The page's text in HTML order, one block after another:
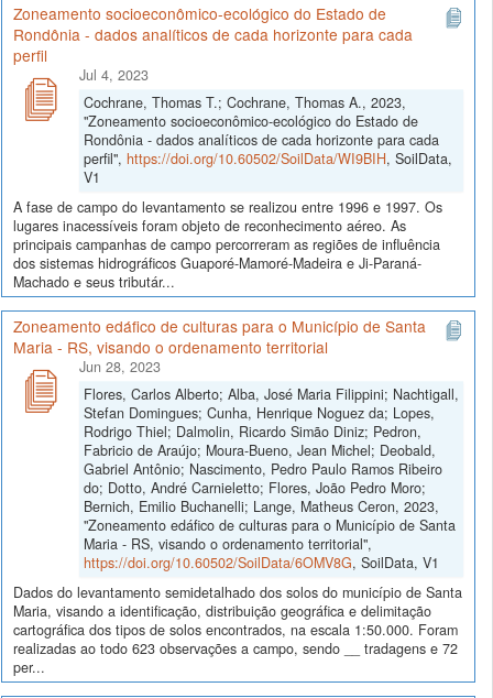
Zoneamento socioeconômico-ecológico do Estado de
Rondônia - dados analíticos de cada horizonte para cada
perfil
Jul 4, 2023
Cochrane, Thomas T.; Cochrane, Thomas A., 2023,
"Zoneamento socioeconômico-ecológico do Estado de
Rondônia - dados analíticos de cada horizonte para cada
perfil", https://doi.org/10.60502/SoilData/WI9BIH, SoilData,
V1
A fase de campo do levantamento se realizou entre 1996 e 1997. Os
lugares inacessíveis foram objeto de reconhecimento aéreo. As
principais campanhas de campo percorreram as regiões de influência
dos sistemas hidrográficos Guaporé-Mamoré-Madeira e Ji-Paraná-
Machado e seus tributár...
Zoneamento edáfico de culturas para o Município de Santa
Maria - RS, visando o ordenamento territorial
Jun 28, 2023
Flores, Carlos Alberto; Alba, José Maria Filippini; Nachtigall,
Stefan Domingues; Cunha, Henrique Noguez da; Lopes,
Rodrigo Thiel; Dalmolin, Ricardo Simão Diniz; Pedron,
Fabricio de Araújo; Moura-Bueno, Jean Michel; Deobald,
Gabriel Antônio; Nascimento, Pedro Paulo Ramos Ribeiro
do; Dotto, André Carnieletto; Flores, João Pedro Moro;
Bernich, Emilio Buchanelli; Lange, Matheus Ceron, 2023,
"Zoneamento edáfico de culturas para o Município de Santa
Maria - RS, visando o ordenamento territorial",
https://doi.org/10.60502/SoilData/6OMV8G, SoilData, V1
Dados do levantamento semidetalhado dos solos do município de Santa
Maria, visando a identificação, distribuição geográfica e delimitação
cartográfica dos tipos de solos encontrados, na escala 1:50.000. Foram
realizadas ao todo 623 observações a campo, sendo __ tradagens e 72
per...